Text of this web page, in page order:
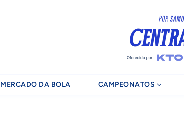
MERCADO DA BOLA CAMPEONATOS